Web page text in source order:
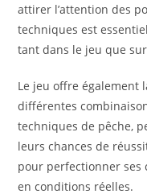
attirer l’attention des
techniques est
tant dans le jeu que
Le jeu offre également
différentes
techniques de pêche,
leurs chances de
pour perfectionner ses
en conditions réelles.